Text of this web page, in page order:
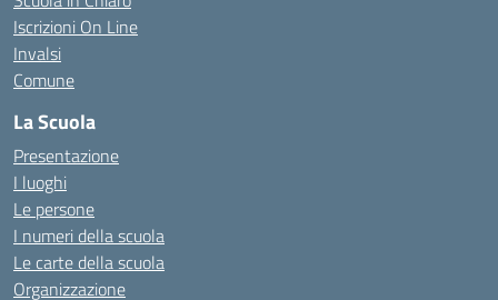
Iscrizioni On Line
Invalsi
Comune
La Scuola
Presentazione
I luoghi
Le persone
I numeri della scuola
Le carte della scuola
Organizzazione